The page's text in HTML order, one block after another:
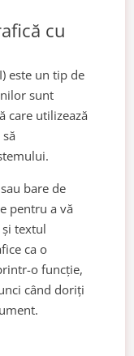
cu
este un tip de
sunt
care utilizează
bare de
pentru a vă
textul
ca o
o funcție,
când doriți